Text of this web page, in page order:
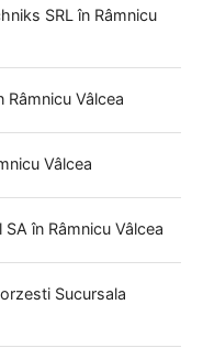
SRL în Râmnicu
Râmnicu Vâlcea
Vâlcea
SA în Râmnicu Vâlcea
Sucursala